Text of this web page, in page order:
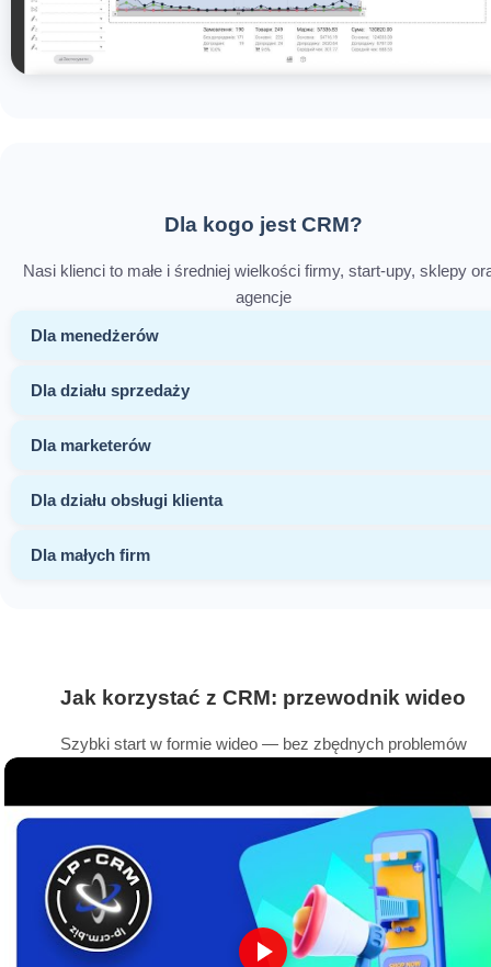
Dla kogo jest CRM?
Nasi klienci to małe i średniej wielkości firmy, start-upy, sklepy
agencje
Dla menedżerów
Dla działu sprzedaży
Dla marketerów
Dla działu obsługi klienta
Dla małych firm
Jak korzystać z CRM: przewodnik wideo
Szybki start w formie wideo — bez zbędnych problemów